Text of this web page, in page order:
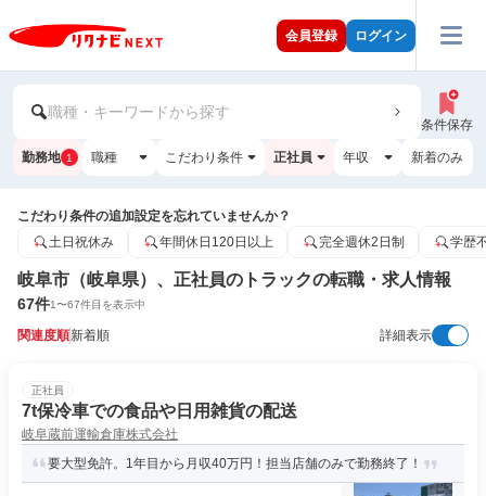
会員登録 ログイン
職種・キーワードから探す
条件保存
勤務地 1 職種 こだわり条件 正社員 年収 新着のみ
こだわり条件の追加設定を忘れていませんか？
土日祝休み
年間休日120日以上 完全週休2日制 学歴
岐阜市（岐阜県）、正社員のトラックの転職・求人情報
67件1〜67件目を表示中
関連度順新着順 詳細表示
正社員
7t保冷車での食品や日用雑貨の配送
岐阜蔵前運輸倉庫株式会社
要大型免許。1年目から月収40万円！担当店舗のみで勤務終了！